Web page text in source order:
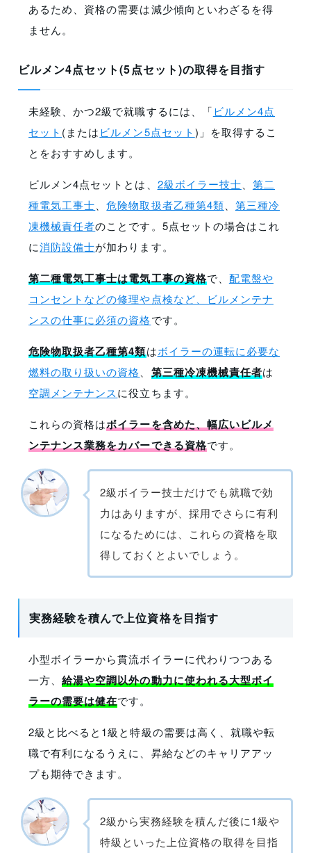
あるため、資格の需要は減少傾向といわざるを得
ません。
ビルメン4点セット(5点セット)の取得を目指す
未経験、かつ2級で就職するには、「ビルメン4点
セット (またはビルメン5点セット)」を取得するこ
とをおすすめします。
ビルメン4点セットとは、 2級ボイラー技士
第二
種電気工事士 、危険物取扱者乙種第4類
第三種冷
凍機械責任者のことです。5点セットの場合はこれ
に消防設備士が加わります。
第二種電気工事士は電気工事の資格で、 配電盤や
コンセントなどの修理や点検など、ビルメンテナ
ンスの仕事に必須の資格です。
危険物取扱者乙種第4類はボイラーの運転に必要な
燃料の取り扱いの資格
第三種冷凍機械責任者は
空調メンテナンスに役立ちます。
これらの資格はボイラーを含めた、幅広いビルメ
ンテナンス業務をカバーできる資格です。
2級ボイラー技士だけでも就職で効
力はありますが、採用でさらに有利
になるためには、これらの資格を取
得しておくとよいでしょう。
実務経験を積んで上位資格を目指す
小型ボイラーから貫流ボイラーに代わりつつある
一方、給湯や空調以外の動力に使われる大型ボイ
ラーの需要は健在です。
2級と比べると1級と特級の需要は高く、就職や転
職で有利になるうえに、昇給などのキャリアアッ
プも期待できます。
2級から実務経験を積んだ後に1級や
特級といった上位資格の取得を目指